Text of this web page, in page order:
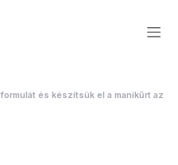
és készítsük el a manikűrt az